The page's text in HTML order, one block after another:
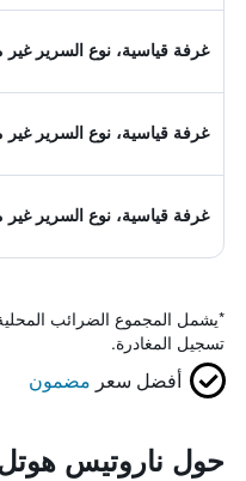
غرفة قياسية، نوع السرير
غرفة قياسية، نوع السرير
غرفة قياسية، نوع السرير
*يشمل المجموع الضرائب
تسجيل المغادرة.
أفضل سعر مضمون
حول ناروتيس